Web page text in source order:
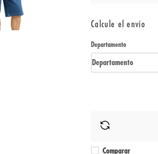
Calcule el envío
Departamento
Departamento
Comparar